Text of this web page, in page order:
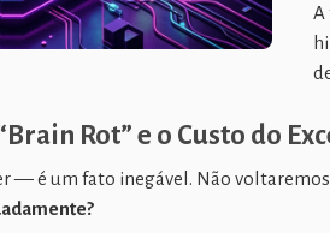
A
Rot” e o Custo do
— é um fato inegável. Não